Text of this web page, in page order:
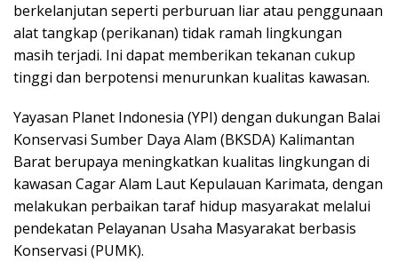
berkelanjutan seperti perburuan liar atau penggunaan
alat tangkap (perikanan) tidak ramah lingkungan
masih terjadi. Ini dapat memberikan tekanan cukup
tinggi dan berpotensi menurunkan kualitas kawasan.
Yayasan Planet Indonesia (YPI) dengan dukungan Balai
Konservasi Sumber Daya Alam (BKSDA) Kalimantan
Barat berupaya meningkatkan kualitas lingkungan di
kawasan Cagar Alam Laut Kepulauan Karimata, dengan
melakukan perbaikan taraf hidup masyarakat melalui
pendekatan Pelayanan Usaha Masyarakat berbasis
Konservasi (PUMK).